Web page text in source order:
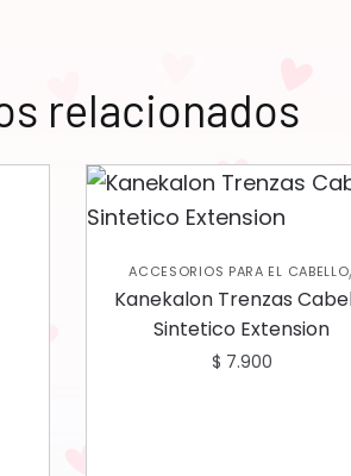
relacionados
ACCESORIOS PARA EL CABELLO,
CUIDADO CAPILAR
Kanekalon Trenzas
Sintetico Extension
$ 7.900